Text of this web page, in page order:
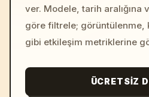
ver. Modele, tarih aralığına
göre filtrele; görüntülenme,
gibi etkileşim metriklerine
ÜCRETSIZ